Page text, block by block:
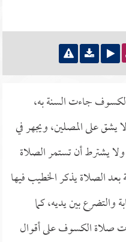
جاءت السنة به،
يشق على المصلين، ويجهر في
يشترط أن تستمر الصلاة
الصلاة يذكر الخطيب فيها
والتضرع بين يديه، كما
صلاة الكسوف على أقوال